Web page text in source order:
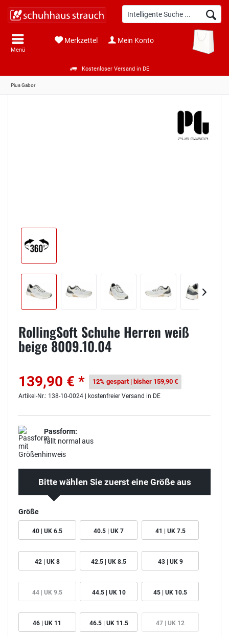
Kostenloser Versand in DE
Menü
Merkzettel Mein Konto
Pius Gabor
RollingSoft Schuhe Herren weiß
beige 8009.10.04
139,90 € * 12% gespart | bisher 159,90 €
Artikel-Nr.: 138-10-0024 | kostenfreier Versand in DE
Passform:
fällt normal aus
Bitte wählen Sie zuerst eine Größe aus
Größe
40 | UK 6.5 40.5 | UK 7 41 | UK 7.5
42 | UK 8 42.5 | UK 8.5 43 | UK 9
44 | UK 9.5 44.5 | UK 10 45 | UK 10.5
46 | UK 11 46.5 | UK 11.5 47 | UK 12